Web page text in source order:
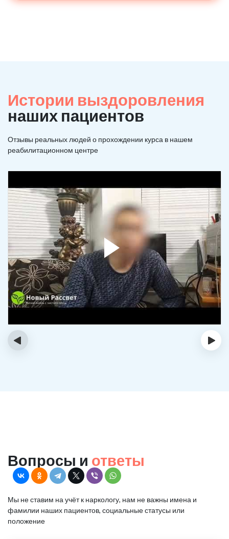
Истории выздоровления
наших пациентов
Отзывы реальных людей о прохождении курса в нашем
реабилитационном центре
‹ ›
Вопросы и ответы
Мы не ставим на учёт к наркологу, нам не важны имена и
фамилии наших пациентов, социальные статусы или
положение